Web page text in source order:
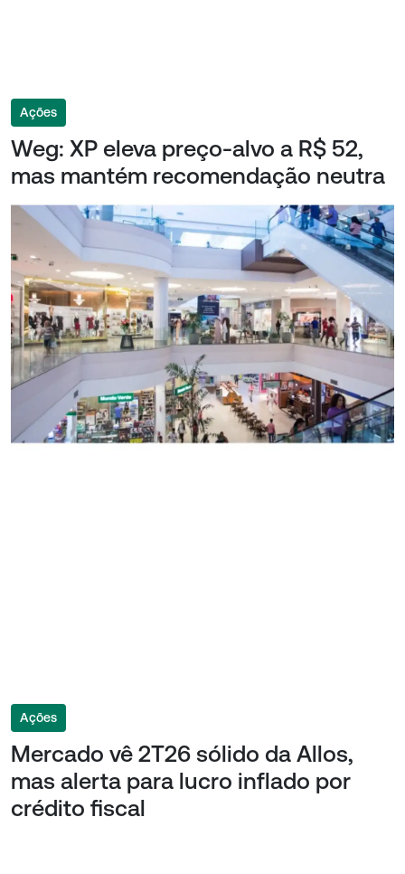
Ações
Weg: XP eleva preço-alvo a R$ 52,
mas mantém recomendação neutra
Ações
Mercado vê 2T26 sólido da Allos,
mas alerta para lucro inflado por
crédito fiscal